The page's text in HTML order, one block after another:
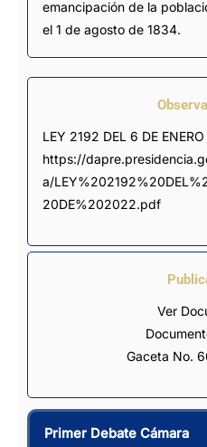
emancipación de la
el 1 de agosto de 1834.
LEY 2192 DEL 6 DE
https://
a/
20DE%202022.pdf
Ver
Gaceta No.
Primer Debate Cámara